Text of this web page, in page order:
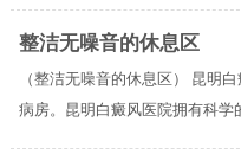
整洁无噪音的休息区
（整洁无噪音的休息区） 昆明
病房。昆明白癜风医院拥有科学